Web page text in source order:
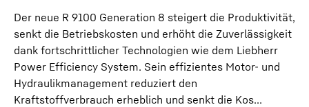
Der neue R 9100 Generation 8 steigert die Produktivität,
senkt die Betriebskosten und erhöht die Zuverlässigkeit
dank fortschrittlicher Technologien wie dem Liebherr
Power Efficiency System. Sein effizientes Motor- und
Hydraulikmanagement reduziert den
Kraftstoffverbrauch erheblich und senkt die Kos...